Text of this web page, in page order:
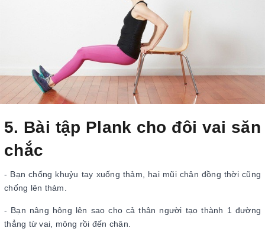
5. Bài tập Plank cho đôi vai săn
chắc
- Bạn chống khuỷu tay xuống thảm, hai mũi chân đồng thời cũng
chống lên thảm.
- Bạn nâng hông lên sao cho cả thân người tạo thành 1 đường
thẳng từ vai, mông rồi đến chân.